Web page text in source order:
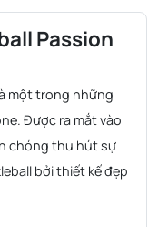
Passion
một trong những
Được ra mắt vào
chóng thu hút sự
bởi thiết kế đẹp